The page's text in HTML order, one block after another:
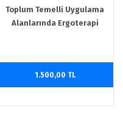
Toplum Temelli Uygulama
Alanlarında Ergoterapi
1.500,00 TL